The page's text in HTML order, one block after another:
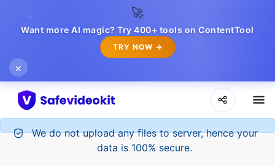
🚀
Want more AI magic? Try 400+ tools on ContentTool
TRY NOW →
×